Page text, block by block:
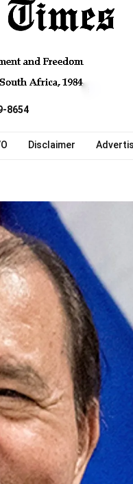
8654
Disclaimer